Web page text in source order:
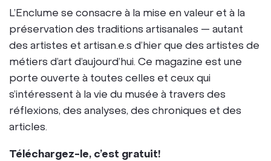
L’Enclume se consacre à la mise en valeur et à la
préservation des traditions artisanales — autant
des artistes et artisan.e.s d’hier que des artistes de
métiers d’art d’aujourd’hui. Ce magazine est une
porte ouverte à toutes celles et ceux qui
s’intéressent à la vie du musée à travers des
réflexions, des analyses, des chroniques et des
articles.
Téléchargez-le, c’est gratuit!